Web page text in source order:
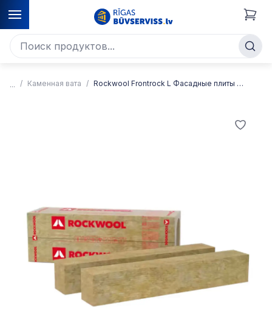
Каменная вата Rockwool Frontrock L Фасадные плиты каменной ваты с вертикальной ориентацией волокон